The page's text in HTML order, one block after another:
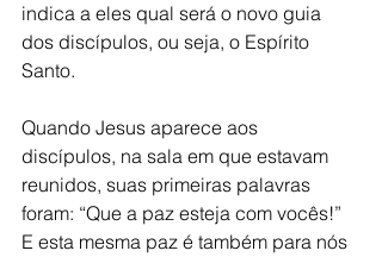
indica a eles qual será o novo guia
dos discípulos, ou seja, o Espírito
Santo.
Quando Jesus aparece aos
discípulos, na sala em que estavam
reunidos, suas primeiras palavras
foram: “Que a paz esteja com vocês!”
E esta mesma paz é também para nós